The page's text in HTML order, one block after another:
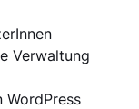
Verwaltung